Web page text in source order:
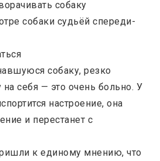
собаку
собаки судьёй спереди-
собаку, резко
на себя — это очень больно. У
настроение, она
и перестанет с
к единому мнению, что